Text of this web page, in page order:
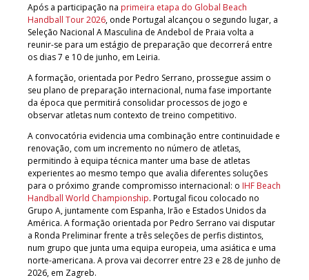
Após a participação na primeira etapa do Global Beach
Handball Tour 2026, onde Portugal alcançou o segundo lugar, a
Seleção Nacional A Masculina de Andebol de Praia volta a
reunir-se para um estágio de preparação que decorrerá entre
os dias 7 e 10 de junho, em Leiria.
A formação, orientada por Pedro Serrano, prossegue assim o
seu plano de preparação internacional, numa fase importante
da época que permitirá consolidar processos de jogo e
observar atletas num contexto de treino competitivo.
A convocatória evidencia uma combinação entre continuidade e
renovação, com um incremento no número de atletas,
permitindo à equipa técnica manter uma base de atletas
experientes ao mesmo tempo que avalia diferentes soluções
para o próximo grande compromisso internacional: o IHF Beach
Handball World Championship. Portugal ficou colocado no
Grupo A, juntamente com Espanha, Irão e Estados Unidos da
América. A formação orientada por Pedro Serrano vai disputar
a Ronda Preliminar frente a três seleções de perfis distintos,
num grupo que junta uma equipa europeia, uma asiática e uma
norte-americana. A prova vai decorrer entre 23 e 28 de junho de
2026, em Zagreb.